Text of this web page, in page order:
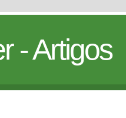
- Artigos